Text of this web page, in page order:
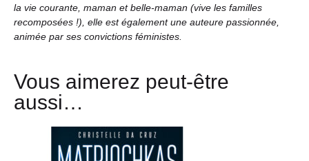
la vie courante, maman et belle-maman (vive les familles
recomposées !), elle est également une auteure passionnée,
animée par ses convictions féministes.
Vous aimerez peut-être
aussi…